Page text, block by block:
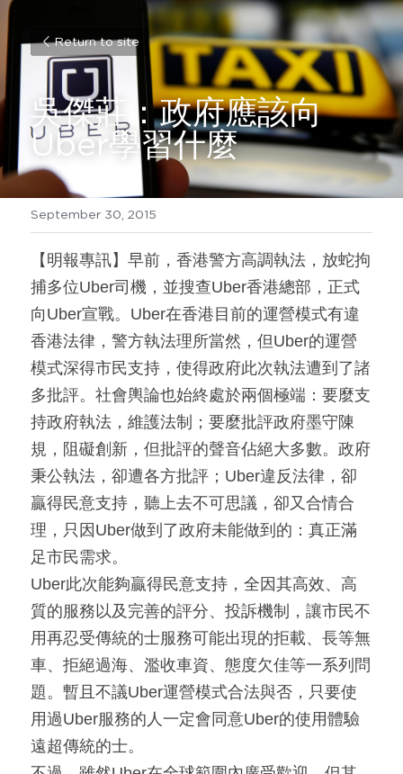
Return to site
吳傑莊：政府應該向
Uber學習什麼
September 30, 2015
【明報專訊】早前，香港警方高調執法，放蛇拘
捕多位Uber司機，並搜查Uber香港總部，正式
向Uber宣戰。Uber在香港目前的運營模式有違
香港法律，警方執法理所當然，但Uber的運營
模式深得市民支持，使得政府此次執法遭到了諸
多批評。社會輿論也始終處於兩個極端：要麼支
持政府執法，維護法制；要麼批評政府墨守陳
規，阻礙創新，但批評的聲音佔絕大多數。政府
秉公執法，卻遭各方批評；Uber違反法律，卻
贏得民意支持，聽上去不可思議，卻又合情合
理，只因Uber做到了政府未能做到的：真正滿
足市民需求。
Uber此次能夠贏得民意支持，全因其高效、高
質的服務以及完善的評分、投訴機制，讓市民不
用再忍受傳統的士服務可能出現的拒載、長等無
車、拒絕過海、濫收車資、態度欠佳等一系列問
題。暫且不議Uber運營模式合法與否，只要使
用過Uber服務的人一定會同意Uber的使用體驗
遠超傳統的士。